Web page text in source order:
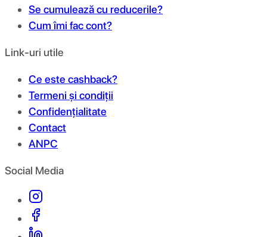
Se cumulează cu reducerile?
Cum îmi fac cont?
Link-uri utile
Ce este cashback?
Termeni și condiții
Confidențialitate
Contact
ANPC
Social Media